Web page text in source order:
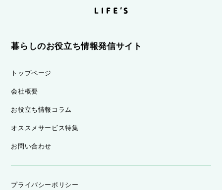
暮らしのお役立ち情報発信サイト
トップページ
会社概要
お役立ち情報コラム
オススメサービス特集
お問い合わせ
プライバシーポリシー